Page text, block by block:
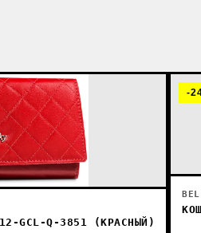
12-GCL-Q-3851 (КРАСНЫЙ)
-